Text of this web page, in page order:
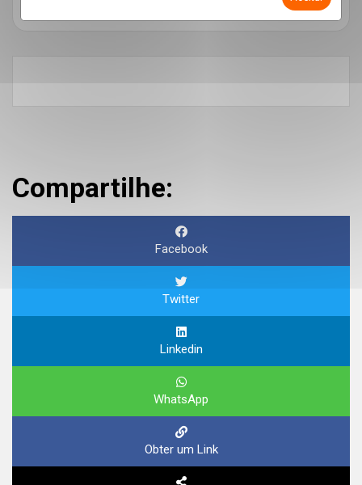
Compartilhe:
Facebook
Twitter
Linkedin
WhatsApp
Obter um Link